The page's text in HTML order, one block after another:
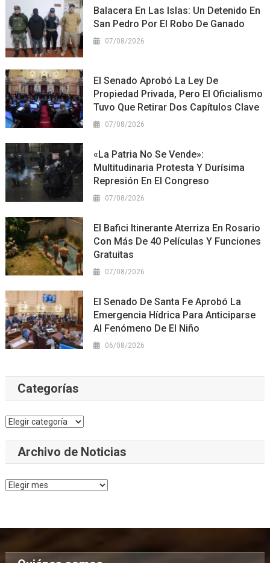
Balacera En Las Islas: Un Detenido En
San Pedro Por El Robo De Ganado
07/08/2026
El Senado Aprobó La Ley De
Propiedad Privada, Pero El Oficialismo
Tuvo Que Retirar Dos Capítulos Clave
07/08/2026
«La Patria No Se Vende»:
Multitudinaria Protesta Y Durísima
Represión En El Congreso
07/08/2026
El Bafici Itinerante Aterriza En Rosario
Con Más De 40 Películas Y Funciones
Gratuitas
07/08/2026
El Senado De Santa Fe Aprobó La
Emergencia Hídrica Para Anticiparse
Al Fenómeno De El Niño
06/08/2026
Categorías
Categorías
Archivo de Noticias
Archivo